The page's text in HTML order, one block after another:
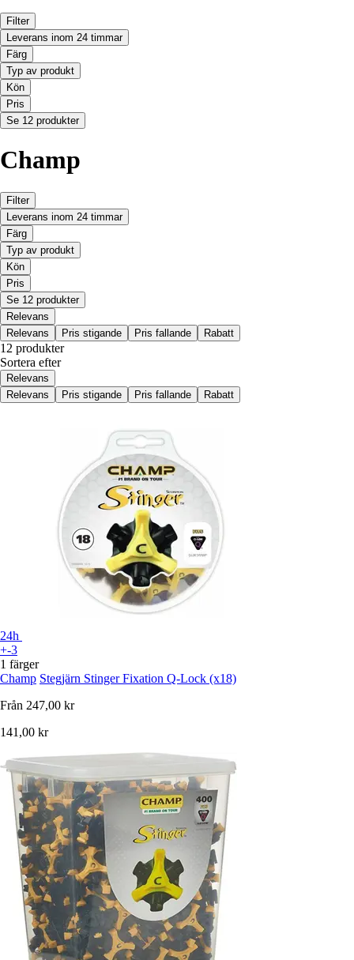
Filter
Leverans inom 24 timmar
Färg
Typ av produkt
Kön
Pris
Se 12 produkter
Champ
Filter
Leverans inom 24 timmar
Färg
Typ av produkt
Kön
Pris
Se 12 produkter
Relevans
Relevans
Pris stigande Pris fallande Rabatt
12 produkter
Sortera efter
Relevans
Relevans
Pris stigande Pris fallande Rabatt
24h
+-3
1 färger
Champ Stegjärn Stinger Fixation Q-Lock (x18)
Från 247,00 kr
141,00 kr